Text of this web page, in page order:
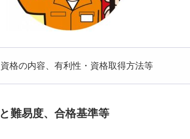
資格の内容、有利性・資格取得方法等
難易度、合格基準等